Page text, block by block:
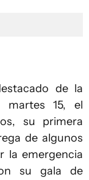
de la
martes 15, el
su primera
de algunos
la emergencia
su gala de